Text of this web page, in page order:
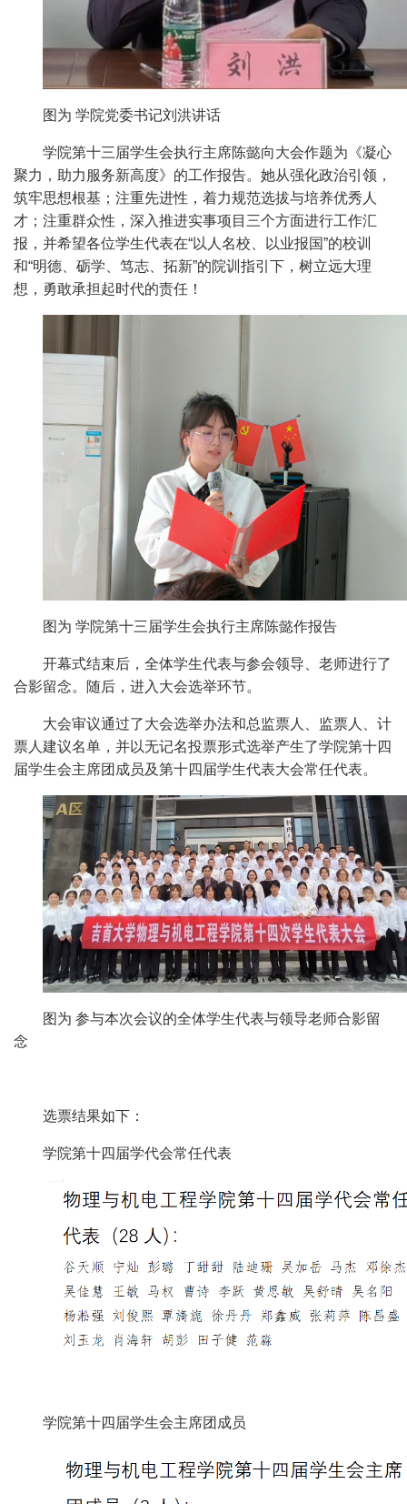
图为 学院党委书记刘洪讲话
学院第十三届学生会执行主席陈懿向大会作题为《凝心
聚力，助力服务新高度》的工作报告。 她从强化政治引领，
筑牢思想根基 ； 注重先进性， 着力规范选拔与培养优秀人
才 ； 注重群众性，深入推进实事项目 三个方面进行工作汇
报，并希望各位学生代表在“以人名校、以业报国”的校训
和“明德、砺学、笃志、拓新”的院训指引下， 树立远大理
想，勇敢承担起时代的责任 ！
图为 学院第十三届学生会执行主席陈懿作报告
开幕式结束后，全体学生代表与参会领导、老师进行了
合影留念。随后，进入大会选举环节。
大会审议通过了大会选举办法和总监票人、监票人、计
票人建议名单，并以无记名投票形式选举产生了学院第十四
届学生会主席团成员及第十四届学生代表大会常任代表。
图为 参与本次会议的全体学生代表与领导老师合影留
念
选票结果如下：
学院第十四 届学代会常任代表
学院第十四 届学生会主席团成员